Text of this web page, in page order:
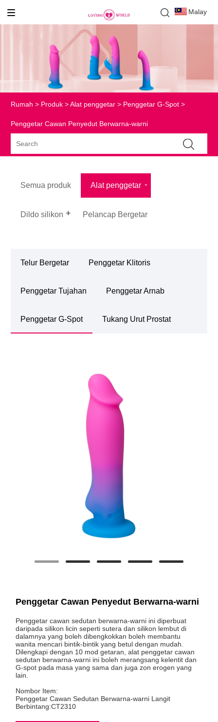
Malay
Rumah > Produk >Alat penggetar > Penggetar G-Spot >
Penggetar Cawan Penyedut Berwarna-warni
Semua produk Alat penggetar
Dildo silikon Pelancap Bergetar
Telur Bergetar Penggetar Klitoris
Penggetar Tujahan Penggetar Arnab
Penggetar G-Spot Tukang Urut Prostat
Penggetar Cawan Penyedut Berwarna-warni
Penggetar cawan sedutan berwarna-warni ini diperbuat
daripada silikon licin seperti sutera dan silikon lembut di
dalamnya yang boleh dibengkokkan boleh membantu
wanita mencari bintik-bintik yang betul dengan mudah. ​​
Dilengkapi dengan 10 mod getaran, alat penggetar cawan
sedutan berwarna-warni ini boleh merangsang kelentit dan
G-spot pada masa yang sama dan juga zon erogen yang
lain.
Nombor Item:
Penggetar Cawan Sedutan Berwarna-warni Langit
Berbintang:CT2310